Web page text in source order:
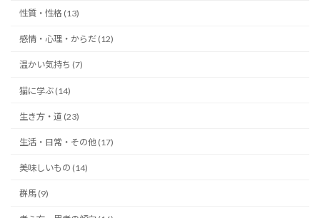
性質・性格 (13)
感情・心理・からだ (12)
温かい気持ち (7)
猫に学ぶ (14)
生き方・道 (23)
生活・日常・その他 (17)
美味しいもの (14)
群馬 (9)